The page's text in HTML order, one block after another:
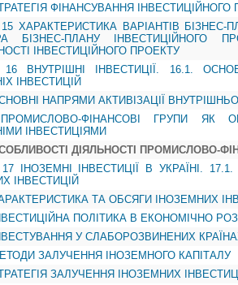
ФІНАНСУВАННЯ ІНВЕСТИЦІЙНОГО
15 ХАРАКТЕРИСТИКА ВАРІАНТІВ
БІЗНЕС-ПЛАНУ ІНВЕСТИЦІЙНОГО
ІНВЕСТИЦІЙНОГО ПРОЕКТУ
16 ВНУТРІШНІ ІНВЕСТИЦІЇ. 16.1.
ІНВЕСТИЦІЙ
НАПРЯМИ АКТИВІЗАЦІЇ
ФІНАНСОВІ ГРУПИ ЯК
ІНВЕСТИЦІЯМИ
ДІЯЛЬНОСТІ ПРОМИСЛОВО-
17 ІНОЗЕМНІ ІНВЕСТИЦІЇ В УКРАЇНІ.
ІНВЕСТИЦІЙ
ТА ОБСЯГИ ІНОЗЕМНИХ
ПОЛІТИКА В ЕКОНОМІЧНО
У СЛАБОРОЗВИНЕНИХ
ЗАЛУЧЕННЯ ІНОЗЕМНОГО КАПІТАЛУ
ЗАЛУЧЕННЯ ІНОЗЕМНИХ